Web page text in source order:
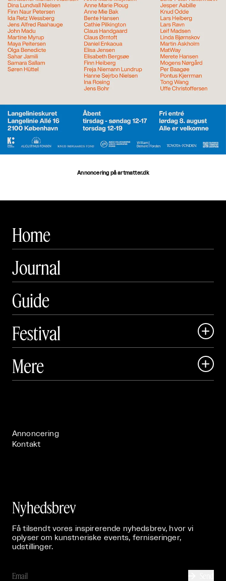
Annoncering på artmatter.dk
Home
Journal
Guide
Festival

 Art Matter Festival
Mere 
Annoncering
Kontakt
Nyhedsbrev
Få tilsendt vores inspirerende nyhedsbrev, hvor vi
oplyser om kunstneriske events, ferniseringer,
udstillinger.